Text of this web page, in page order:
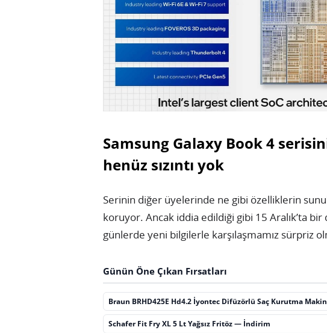
Samsung Galaxy Book 4
henüz sızıntı yok
Serinin diğer üyelerinde ne gibi özelliklerin
koruyor. Ancak iddia edildiği gibi 15 Aralık’ta
günlerde yeni bilgilerle karşılaşmamız sürpriz
Günün Öne Çıkan Fırsatları
Braun BRHD425E Hd4.2 İyontec Difüzörlü Saç Kurutma
Schafer Fit Fry XL 5 Lt Yağsız Fritöz — İndirim